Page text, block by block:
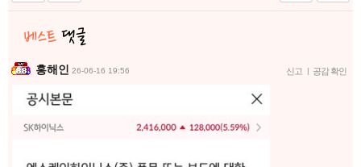
홍해인 26-06-16 19:56 신고 | 공감 확인